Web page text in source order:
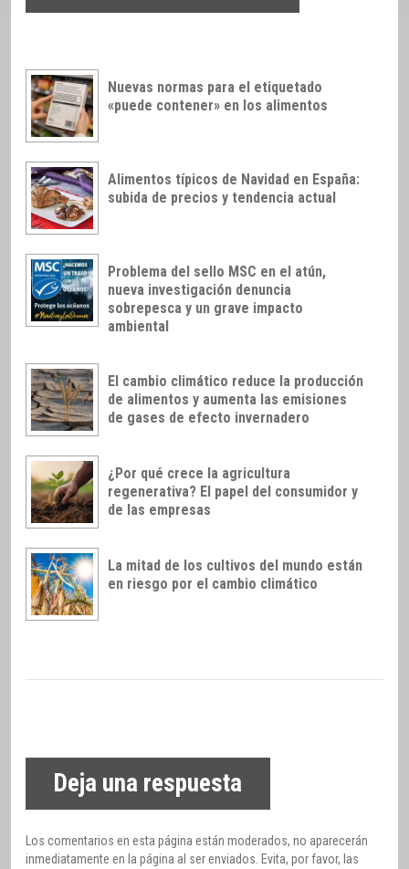
Nuevas normas para el etiquetado
«puede contener» en los alimentos
Alimentos típicos de Navidad en España:
subida de precios y tendencia actual
Problema del sello MSC en el atún,
nueva investigación denuncia
sobrepesca y un grave impacto
ambiental
El cambio climático reduce la producción
de alimentos y aumenta las emisiones
de gases de efecto invernadero
¿Por qué crece la agricultura
regenerativa? El papel del consumidor y
de las empresas
La mitad de los cultivos del mundo están
en riesgo por el cambio climático
Deja una respuesta
Los comentarios en esta página están moderados, no aparecerán
inmediatamente en la página al ser enviados. Evita, por favor, las